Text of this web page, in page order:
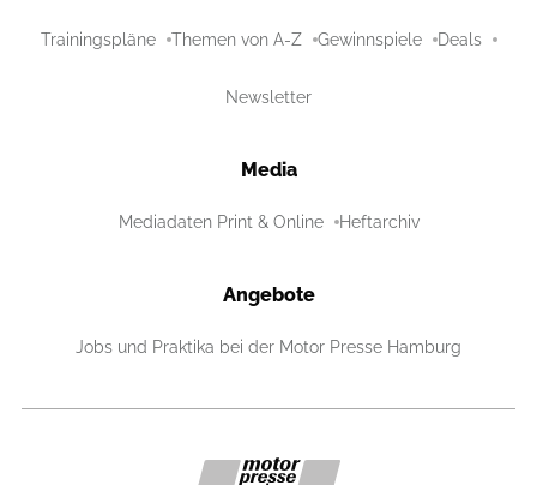
Trainingspläne Themen von A-Z Gewinnspiele Deals
Newsletter
Media
Mediadaten Print & Online Heftarchiv
Angebote
Jobs und Praktika bei der Motor Presse Hamburg